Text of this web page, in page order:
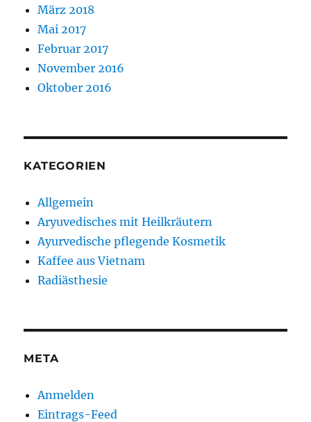
März 2018
Mai 2017
Februar 2017
November 2016
Oktober 2016
KATEGORIEN
Allgemein
Aryuvedisches mit Heilkräutern
Ayurvedische pflegende Kosmetik
Kaffee aus Vietnam
Radiästhesie
META
Anmelden
Eintrags-Feed